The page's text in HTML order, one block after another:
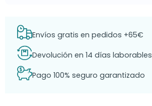
Envíos gratis en pedidos +65€
Devolución en 14 días laborables
Pago 100% seguro garantizado